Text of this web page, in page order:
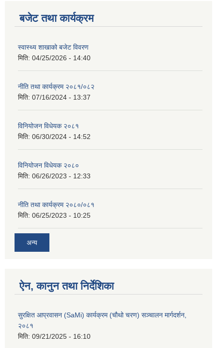
बजेट तथा कार्यक्रम
स्वास्थ्य शाखाको बजेट विवरण
मिति: 04/25/2026 - 14:40
नीति तथा कार्यक्रम २०८१/०८२
मिति: 07/16/2024 - 13:37
विनियोजन विधेयक २०८१
मिति: 06/30/2024 - 14:52
विनियोजन विधेयक २०८०
मिति: 06/26/2023 - 12:33
नीति तथा कार्यक्रम २०८०/०८१
मिति: 06/25/2023 - 10:25
अन्य
ऐन, कानुन तथा निर्देशिका
सुरक्षित आप्रवासन (SaMi) कार्यक्रम (चौथो चरण) सञ्चालन मार्गदर्शन,
२०८१
मिति: 09/21/2025 - 16:10